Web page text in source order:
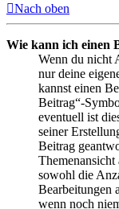
Nach oben
Wie kann ich einen
Wenn du nicht
nur deine
kannst einen
Beitrag“-
eventuell ist
seiner
Beitrag
Themenansicht
sowohl die
Bearbeitungen
wenn noch